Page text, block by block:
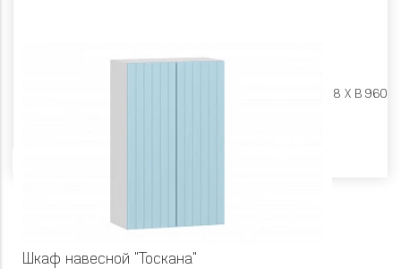
Ш 800 X Г 318 X В 960
Шкаф навесной "Тоскана"